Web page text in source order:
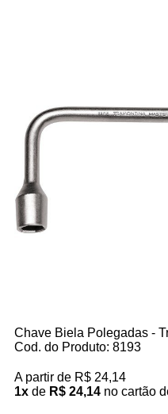
Chave Biela Polegadas -
Cod. do Produto: 8193
A partir de R$ 24,14
1xde R$ 24,14 no cartão